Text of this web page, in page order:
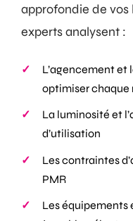
approfondie de vos
experts analysent :
L’agencement et
optimiser chaque
La luminosité et
d’utilisation
Les contraintes
PMR
Les équipements